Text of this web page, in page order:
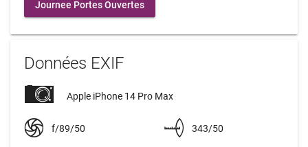
Journee Portes Ouvertes
Données EXIF
Apple iPhone 14 Pro Max
f/89/50 343/50